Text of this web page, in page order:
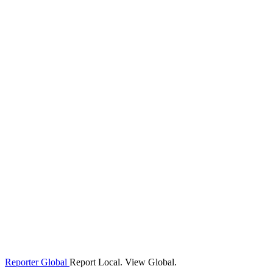
Reporter Global Report Local. View Global.